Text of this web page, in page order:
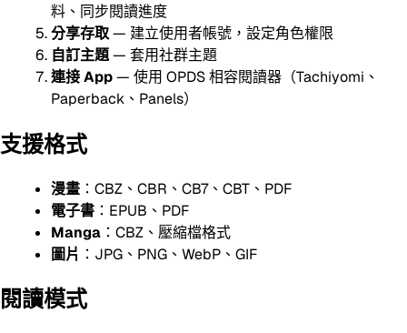
料、同步閱讀進度
分享存取— 建立使用者帳號，設定角色權限
自訂主題— 套用社群主題
連接 App— 使用 OPDS 相容閱讀器（Tachiyomi、
Paperback、Panels）
支援格式
漫畫 ：CBZ、CBR、CB7、CBT、PDF
電子書 ：EPUB、PDF
Manga ：CBZ、壓縮檔格式
圖片 ：JPG、PNG、WebP、GIF
閱讀模式